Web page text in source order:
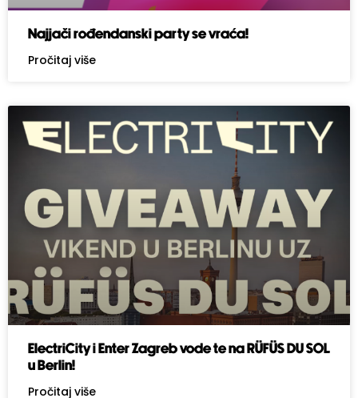
Najjači rođendanski party se vraća!
Pročitaj više
ElectriCity i Enter Zagreb vode te na RÜFÜS DU SOL
u Berlin!
Pročitaj više